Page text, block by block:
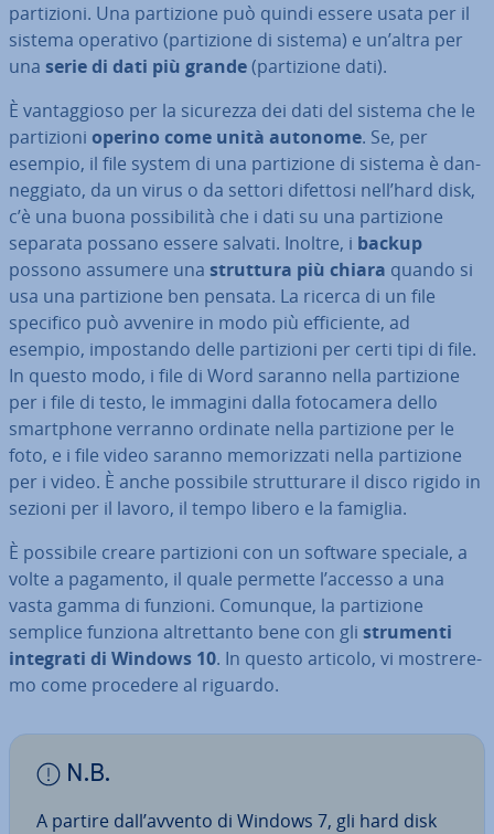
par­ti­zio­ni. Una par­ti­zio­ne può quindi essere usata per il
sistema operativo (par­ti­zio­ne di sistema) e un’altra per
una serie di dati più grande(par­ti­zio­ne dati).
È van­tag­gio­so per la sicurezza dei dati del sistema che le
par­ti­zio­ni operino come unità autonome. Se, per
esempio, il file system di una par­ti­zio­ne di sistema è dan­
neg­gia­to, da un virus o da settori difettosi nell’hard disk,
c’è una buona pos­si­bi­li­tà che i dati su una par­ti­zio­ne
separata possano essere salvati. Inoltre, i backup
possono assumere una struttura più chiara quando si
usa una par­ti­zio­ne ben pensata. La ricerca di un file
specifico può avvenire in modo più ef­fi­cien­te, ad
esempio, im­po­stan­do delle par­ti­zio­ni per certi tipi di file.
In questo modo, i file di Word saranno nella par­ti­zio­ne
per i file di testo, le immagini dalla fo­to­ca­me­ra dello
smart­pho­ne verranno ordinate nella par­ti­zio­ne per le
foto, e i file video saranno me­mo­riz­za­ti nella par­ti­zio­ne
per i video. È anche possibile strut­tu­ra­re il disco rigido in
sezioni per il lavoro, il tempo libero e la famiglia.
È possibile creare par­ti­zio­ni con un software speciale, a
volte a pagamento, il quale permette l’accesso a una
vasta gamma di funzioni. Comunque, la par­ti­zio­ne
semplice funziona al­tret­tan­to bene con gli strumenti
integrati di Windows 10. In questo articolo, vi mo­stre­re­
mo come procedere al riguardo.
N.B.
A partire dall’avvento di Windows 7, gli hard disk